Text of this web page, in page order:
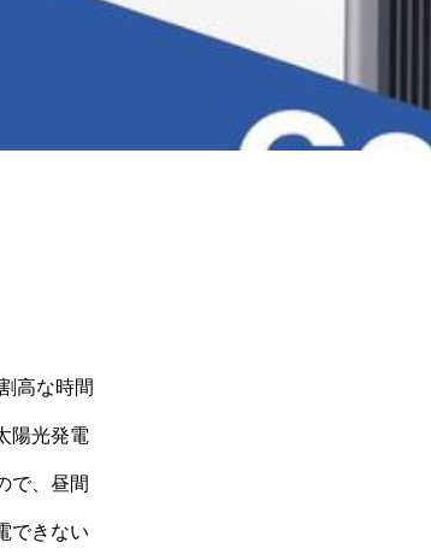
高な時間
陽光発電
で、昼間
できない